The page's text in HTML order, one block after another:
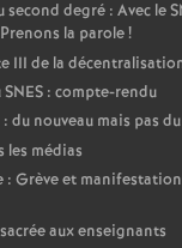
degré : Avec le
la parole!
III de la
: compte-rendu
: du nouveau mais pas
les médias
Grève et
aux enseignants